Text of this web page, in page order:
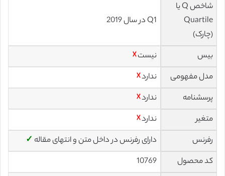
شاخص Q یا
Quartile
(چارک)
Q1 در سال 2019
بیس نیست☓
مدل مفهومی
ندارد☓
پرسشنامه
ندارد☓
متغیر
ندارد☓
رفرنس
دارای رفرنس در داخل متن و انتهای مقاله ✓
کد محصول
10769